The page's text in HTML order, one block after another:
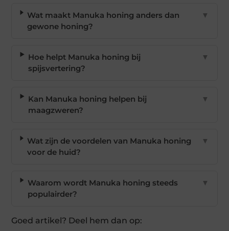
Wat maakt Manuka honing anders dan
gewone honing?
▼
Hoe helpt Manuka honing bij
spijsvertering?
▼
Kan Manuka honing helpen bij
maagzweren?
▼
Wat zijn de voordelen van Manuka honing
voor de huid?
▼
Waarom wordt Manuka honing steeds
populairder?
▼
Goed artikel? Deel hem dan op: